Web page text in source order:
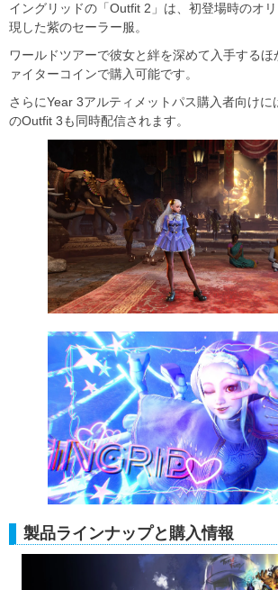
イングリッドの「Outfit 2」は、初登場時のオ
現した紫のセーラー服。
ワールドツアーで彼女と絆を深めて入手するほ
ァイターコインで購入可能です。
さらにYear 3アルティメットパス購入者向け
のOutfit 3も同時配信されます。
製品ラインナップと購入情報